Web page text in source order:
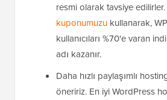
resmi olarak tavsiye edilirler.
kuponumuzu kullanarak,
kullanıcıları %70'e varan
adı kazanır.
Daha hızlı paylaşımlı
öneririz. En iyi WordPress